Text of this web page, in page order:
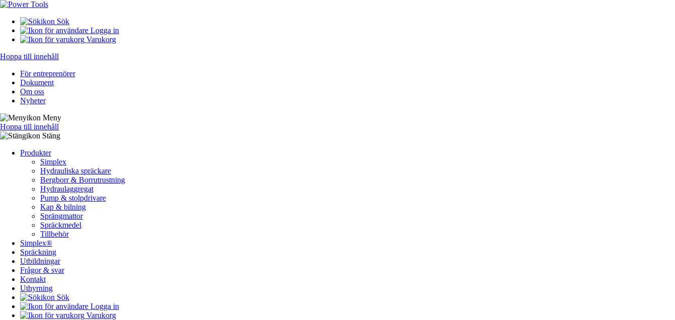
Sök
Logga in
Varukorg
Hoppa till innehåll
För entreprenörer
Dokument
Om oss
Nyheter
Meny
Hoppa till innehåll
Stäng
Produkter
Simplex
Hydrauliska spräckare
Bergborr & Borrutrustning
Hydraulaggregat
Pump & stolpdrivare
Kap & bilning
Sprängmattor
Spräckmedel
Tillbehör
Simplex®
Spräckning
Utbildningar
Frågor & svar
Kontakt
Uthyrning
Sök
Logga in
Varukorg